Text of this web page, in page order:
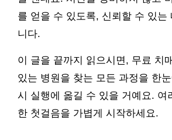
를 얻을 수 있도록, 신뢰할 수 있는
니다.
이 글을 끝까지 읽으시면, 무료 치
있는 병원을 찾는 모든 과정을 한
시 실행에 옮길 수 있을 거예요. 여
한 첫걸음을 가볍게 시작하세요.